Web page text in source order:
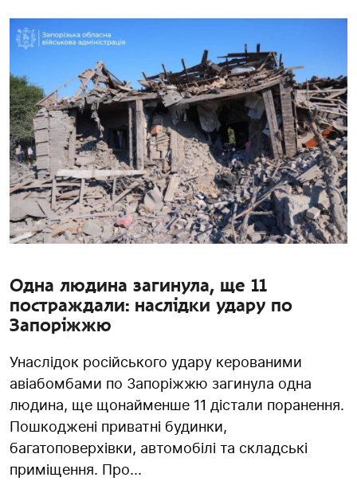
Одна людина загинула, ще 11
постраждали: наслідки удару по
Запоріжжю
Унаслідок російського удару керованими
авіабомбами по Запоріжжю загинула одна
людина, ще щонайменше 11 дістали поранення.
Пошкоджені приватні будинки,
багатоповерхівки, автомобілі та складські
приміщення. Про...